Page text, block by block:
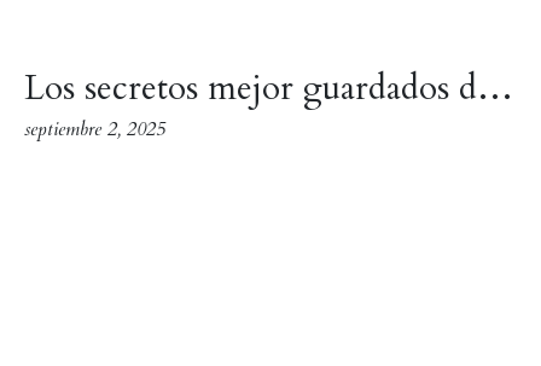
Los secretos mejor guardados de la cocina tradicional asturiana
septiembre 2, 2025